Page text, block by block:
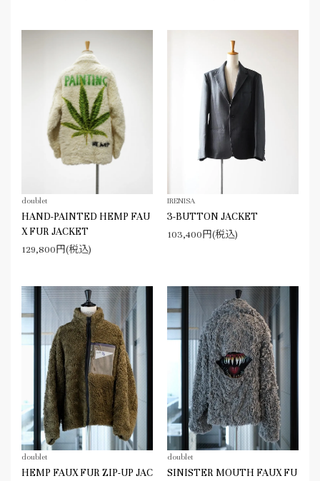
doublet
HAND-PAINTED HEMP FAU
X FUR JACKET
129,800円(税込)
IRENISA
3-BUTTON JACKET
103,400円(税込)
doublet
HEMP FAUX FUR ZIP-UP JAC
doublet
SINISTER MOUTH FAUX FU